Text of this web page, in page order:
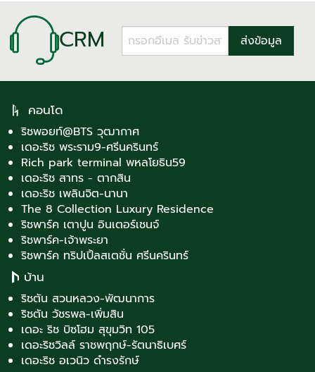
CRM
คอนโด
ริชพอยท์@BTS วุฒากาศ
เดอะริช พระราม9-ศรีนครินทร์
Rich park terminal พหลโยธิน59
เดอะริช สาทร - ตากสิน
เดอะริช เพลินจิต-นานา
The 8 Collection Luxury Residence
ริชพาร์ค เตาปูน อินเตอร์เชนจ์
ริชพาร์ค-เจ้าพระยา
ริชพาร์ค ทริปเปิ้ลสเตชั่น ศรีนครินทร์
บ้าน
ริชตัน สวนหลวง-พัฒนาการ
ริชตัน วัชรพล-เพิ่มสิน
เดอะ ริช บิซโฮม สุขุมวิท 105
เดอะริชวิลล์ ราชพฤกษ์-รัตนาธิเบศร์
เดอะริช อเวนิว ดำรงรักษ์